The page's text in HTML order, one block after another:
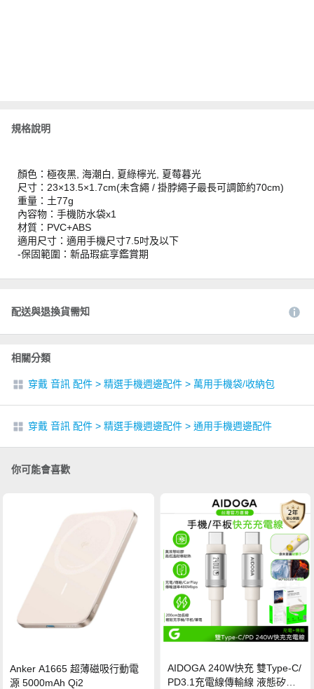
規格說明
顏色：極夜黑, 海潮白, 夏綠檸光, 夏莓暮光
尺寸：23×13.5×1.7cm(未含繩 / 掛脖繩子最長可調節約70cm)
重量：土77g
內容物：手機防水袋x1
材質：PVC+ABS
適用尺寸：適用手機尺寸7.5吋及以下
-保固範圍：新品瑕疵享鑑賞期
配送與退換貨需知
相關分類
穿戴 音訊 配件 > 精選手機週邊配件 > 萬用手機袋/收納包
穿戴 音訊 配件 > 精選手機週邊配件 > 通用手機週邊配件
你可能會喜歡
Anker A1665 超薄磁吸行動電
源 5000mAh Qi2
AIDOGA 240W快充 雙Type-C/
PD3.1充電線傳輸線 液態矽膠